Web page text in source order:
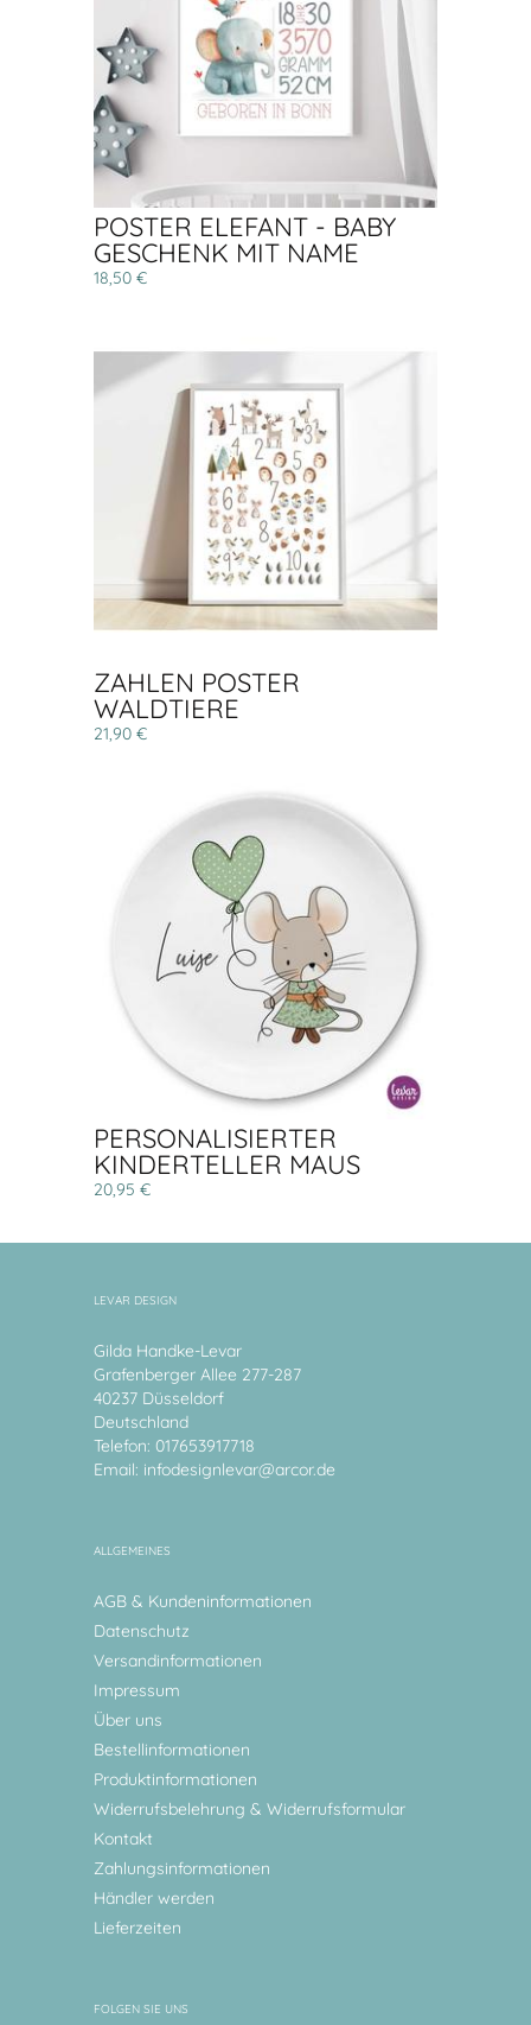
POSTER ELEFANT - BABY
GESCHENK MIT NAME
18,50 €
ZAHLEN POSTER
WALDTIERE
21,90 €
PERSONALISIERTER
KINDERTELLER MAUS
20,95 €
LEVAR DESIGN
Gilda Handke-Levar
Grafenberger Allee 277-287
40237 Düsseldorf
Deutschland
Telefon: 017653917718
Email: infodesignlevar@arcor.de
ALLGEMEINES
AGB & Kundeninformationen
Datenschutz
Versandinformationen
Impressum
Über uns
Bestellinformationen
Produktinformationen
Widerrufsbelehrung & Widerrufsformular
Kontakt
Zahlungsinformationen
Händler werden
Lieferzeiten
FOLGEN SIE UNS